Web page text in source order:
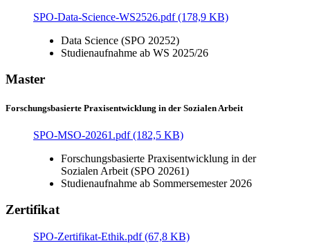
SPO-Data-Science-WS2526.pdf (178,9 KB)
Data Science (SPO 20252)
Studienaufnahme ab WS 2025/26
Master
Forschungsbasierte Praxisentwicklung in der Sozialen Arbeit
SPO-MSO-20261.pdf (182,5 KB)
Forschungsbasierte Praxisentwicklung in der
Sozialen Arbeit (SPO 20261)
Studienaufnahme ab Sommersemester 2026
Zertifikat
SPO-Zertifikat-Ethik.pdf (67,8 KB)